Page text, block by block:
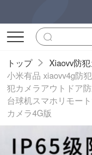
トップ
Xiaovv防
小米有品 xiaovv4g防
犯カメラアウトドア
台球机スマホリモー
カメラ4G版